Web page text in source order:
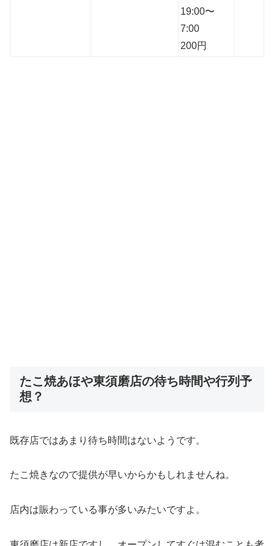
19:00〜
7:00
200円
たこ焼あほや東須磨店の待ち時間や行列予
想？
既存店ではあまり待ち時間はないようです。
たこ焼きなので提供が早いからかもしれませんね。
店内は賑わっている事が多いみたいですよ。